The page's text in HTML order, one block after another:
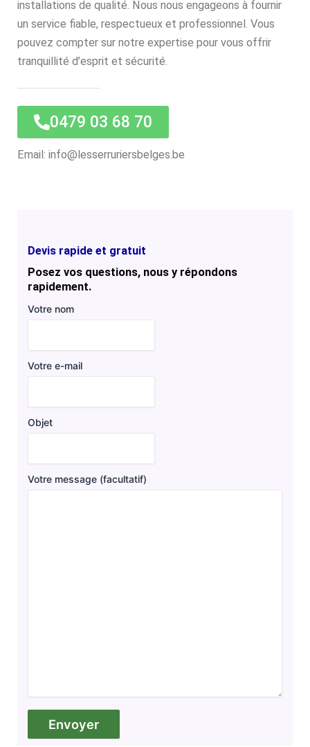
installations de qualité. Nous nous engageons à fournir
un service fiable, respectueux et professionnel. Vous
pouvez compter sur notre expertise pour vous offrir
tranquillité d’esprit et sécurité.
0479 03 68 70
Email: info@lesserruriersbelges.be
Devis rapide et gratuit
Posez vos questions, nous y répondons
rapidement.
Votre nom
Votre e-mail
Objet
Votre message (facultatif)